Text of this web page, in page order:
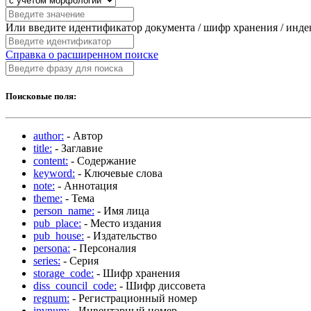
Или введите идентификатор документа / шифр хранения /
Справка о расширенном поиске
Поисковые поля:
author: - Автор
title: - Заглавие
content: - Содержание
keyword: - Ключевые слова
note: - Аннотация
theme: - Тема
person_name: - Имя лица
pub_place: - Место издания
pub_house: - Издательство
persona: - Персоналия
series: - Серия
storage_code: - Шифр хранения
diss_council_code: - Шифр диссовета
regnum: - Регистрационный номер